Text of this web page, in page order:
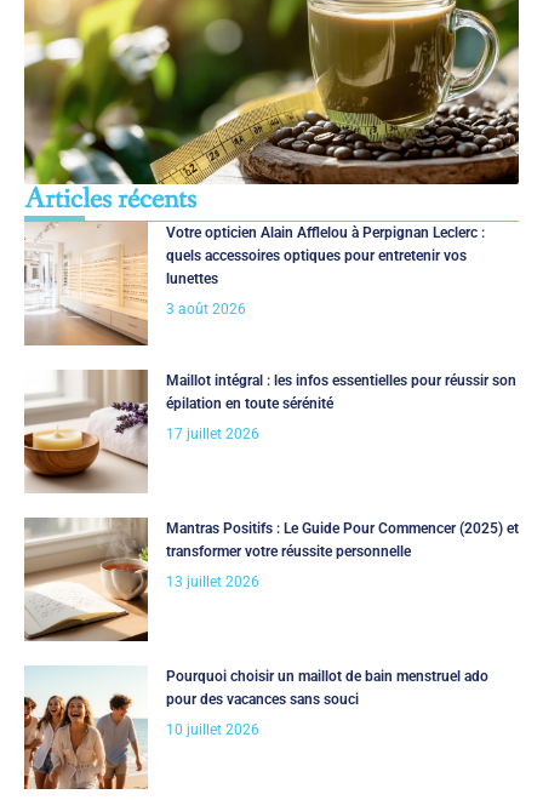
Articles récents
Votre opticien Alain Afflelou à Perpignan Leclerc :
quels accessoires optiques pour entretenir vos
lunettes
3 août 2026
Maillot intégral : les infos essentielles pour réussir son
épilation en toute sérénité
17 juillet 2026
Mantras Positifs : Le Guide Pour Commencer (2025) et
transformer votre réussite personnelle
13 juillet 2026
Pourquoi choisir un maillot de bain menstruel ado
pour des vacances sans souci
10 juillet 2026